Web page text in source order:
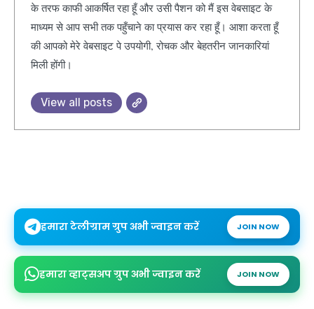
के तरफ काफी आकर्षित रहा हूँ और उसी पैशन को मैं इस वेबसाइट के
माध्यम से आप सभी तक पहुँचाने का प्रयास कर रहा हूँ। आशा करता हूँ
की आपको मेरे वेबसाइट पे उपयोगी, रोचक और बेहतरीन जानकारियां
मिली होंगी।
View all posts
हमारा टेलीग्राम ग्रुप अभी ज्वाइन करें JOIN NOW
हमारा व्हाट्सअप ग्रुप अभी ज्वाइन करें JOIN NOW